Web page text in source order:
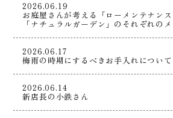
2026.06.19
お庭屋さんが考える「ローメンテナン
「ナチュラルガーデン」のそれぞれの
2026.06.17
梅雨の時期にするべきお手入れについて
2026.06.14
新店長の小鉄さん